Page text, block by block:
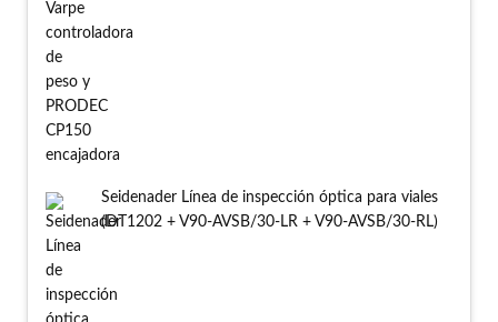
Seidenader Línea de inspección óptica para viales
(DT1202 + V90-AVSB/30-LR + V90-AVSB/30-RL)